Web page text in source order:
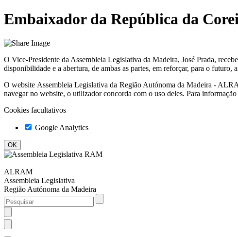
Embaixador da República da
O Vice-Presidente da Assembleia Legislativa da Madeira, José Prada,
disponibilidade e a abertura, de ambas as partes, em reforçar, para o futuro,
O website Assembleia Legislativa da Região Autónoma da Madeira -
navegar no website, o utilizador concorda com o uso deles. Para
Cookies facultativos
Google Analytics
ALRAM
Assembleia Legislativa
Região Autónoma da Madeira